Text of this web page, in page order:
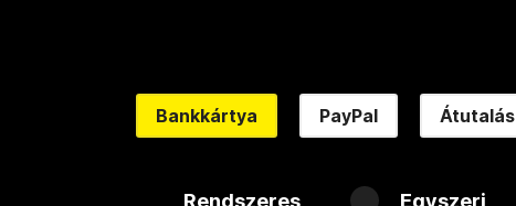
Bankkártya PayPal Átutalás
Rendszeres Egyszeri